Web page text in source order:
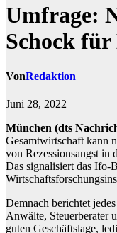
Umfrage:
Schock
VonRedaktion
Juni 28, 2022
München (dts
Gesamtwirtschaft kann
von Rezessionsangst in
Das signalisiert das Ifo-
Demnach berichtet
Anwälte, Steuerberater
guten Geschäftslage,